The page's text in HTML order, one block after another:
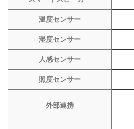
温度センサー
湿度センサー
人感センサー
照度センサー
外部連携